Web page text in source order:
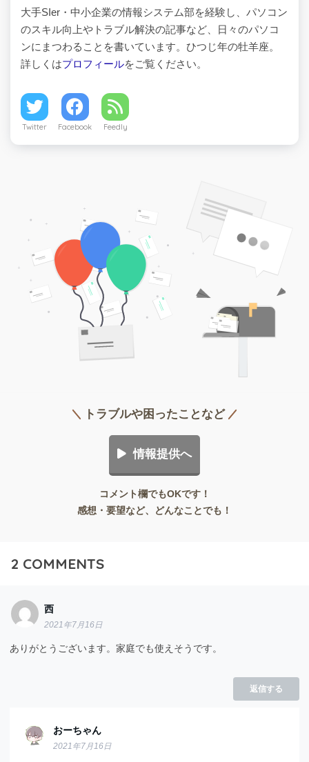
大手SIer・中小企業の情報システム部を経験し、パソコン
のスキル向上やトラブル解決の記事など、日々のパソコ
ンにまつわることを書いています。ひつじ年の牡羊座。
詳しくはプロフィールをご覧ください。
Twitter Facebook Feedly
トラブルや困ったことなど
情報提供へ
コメント欄でもOKです！
感想・要望など、どんなことでも！
2 COMMENTS
西
2021年7月16日
ありがとうございます。家庭でも使えそうです。
返信する
おーちゃん
2021年7月16日